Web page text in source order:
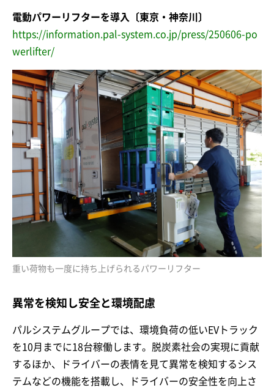
電動パワーリフターを導入〔東京・神奈川〕
https://information.pal-system.co.jp/press/250606-po
werlifter/
重い荷物も一度に持ち上げられるパワーリフター
異常を検知し安全と環境配慮
パルシステムグループでは、環境負荷の低いEVトラック
を10月までに18台稼働します。脱炭素社会の実現に貢献
するほか、ドライバーの表情を見て異常を検知するシス
テムなどの機能を搭載し、ドライバーの安全性を向上さ